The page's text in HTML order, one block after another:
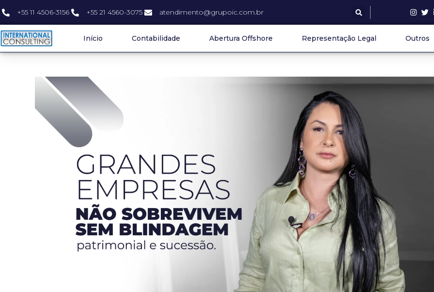
+55 11 4506-3156 +55 21 4560-3075 atendimento@grupoic.com.br
Início Contabilidade Abertura Offshore Representação Legal Outros